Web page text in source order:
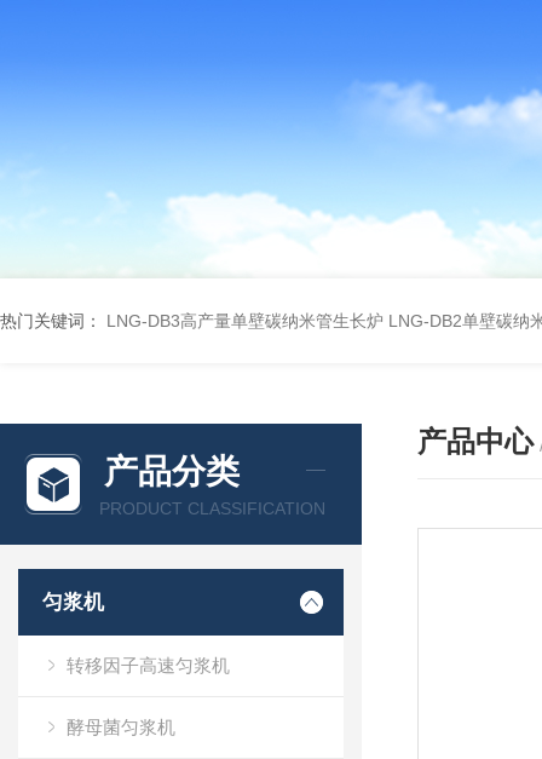
热门关键词： LNG-DB3高产量单壁碳纳米管生长炉 LNG-DB2单壁碳纳
产品分类
PRODUCT CLASSIFICATION
匀浆机
转移因子高速匀浆机
酵母菌匀浆机
产品中心